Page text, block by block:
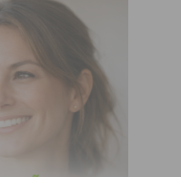
será sorteado
se que os pavilhões
as equipas locais
2025/2026.